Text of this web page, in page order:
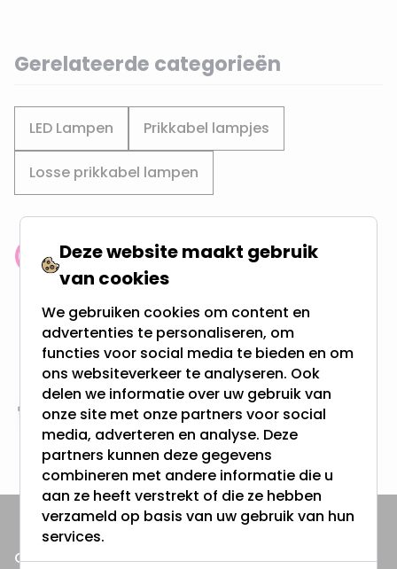
Gerelateerde categorieën
LED Lampen Prikkabel lampjes
Losse prikkabel lampen
Klantenbeoordeling: 9.4/10
meer dan 100.000 klanten gingen u voor
Gratis verzending + snel geleverd
Vanaf EUR100,- naar NL & BE
& 100 dagen recht op retour
Altijd uit eigen voorraad
3000m2 - 60.000+ Producten
ONZE PRODUCTEN
Deze website maakt gebruik
van cookies
We gebruiken cookies om content en
advertenties te personaliseren, om
functies voor social media te bieden en om
ons websiteverkeer te analyseren. Ook
delen we informatie over uw gebruik van
onze site met onze partners voor social
media, adverteren en analyse. Deze
partners kunnen deze gegevens
combineren met andere informatie die u
aan ze heeft verstrekt of die ze hebben
verzameld op basis van uw gebruik van hun
services.